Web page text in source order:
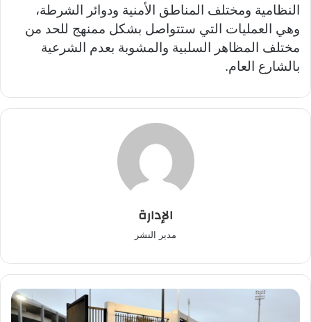
النظامية ومختلف المناطق الأمنية ودوائر الشرطة،
وهي العمليات التي ستتواصل بشكل ممنهج للحد من
مختلف المظاهر السلبية والمشوبة بعدم الشرعية
بالشارع العام.
الإدارة
مدير النشر
توقيف